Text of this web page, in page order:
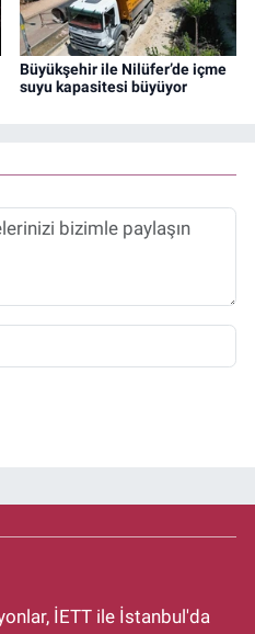
Büyükşehir ile Nilüfer’de içme
suyu kapasitesi büyüyor
İETT ile İstanbul'da